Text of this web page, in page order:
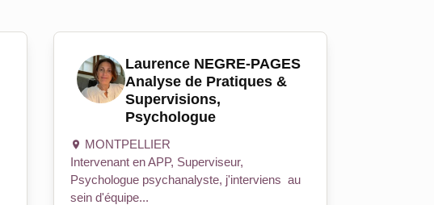
Laurence NEGRE-PAGES
Analyse de Pratiques &
Supervisions,
Psychologue
MONTPELLIER
Intervenant en APP, Superviseur,
Psychologue psychanalyste, j'interviens au
sein d'équipe...